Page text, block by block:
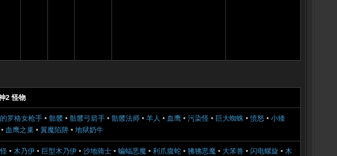
2 怪物
罗格女枪手 • 骷髅 • 骷髅弓箭手 • 骷髅法师 • 羊人 • 血鹰 • 污染怪 • 巨大蜘蛛 •愤怒 • 小矮
• 血鹰之巢• 翼魔陷阱• 地狱奶牛
• 木乃伊• 巨型木乃伊• 沙地骑士• 蝙蝠恶魔 • 利爪腹蛇• 狒狒恶魔 • 大笨兽• 闪电螺旋 • 木